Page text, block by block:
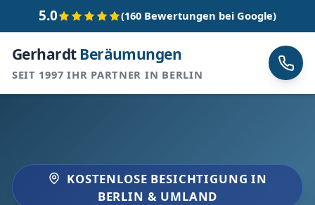
5.0 (160 Bewertungen bei Google)
GerhardtBeräumungen
SEIT 1997 IHR PARTNER IN BERLIN
KOSTENLOSE BESICHTIGUNG IN
BERLIN & UMLAND